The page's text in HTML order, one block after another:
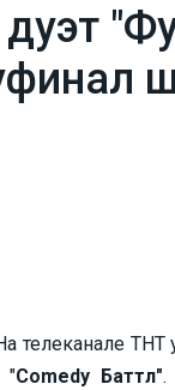
телеканале
"Comedy Баттл".